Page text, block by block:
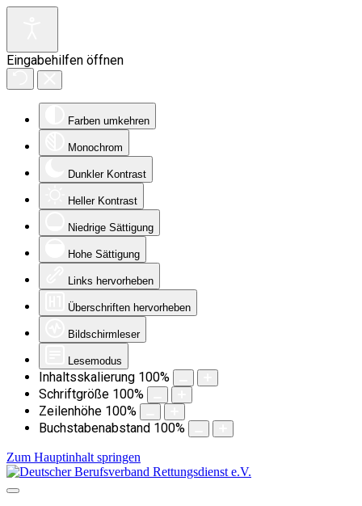
Eingabehilfen öffnen
Farben umkehren
Monochrom
Dunkler Kontrast
Heller Kontrast
Niedrige Sättigung
Hohe Sättigung
Links hervorheben
Überschriften hervorheben
Bildschirmleser
Lesemodus
Inhaltsskalierung 100%
Schriftgröße 100%
Zeilenhöhe 100%
Buchstabenabstand 100%
Zum Hauptinhalt springen